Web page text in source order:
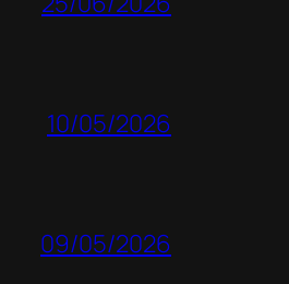
10/05/2026
09/05/2026